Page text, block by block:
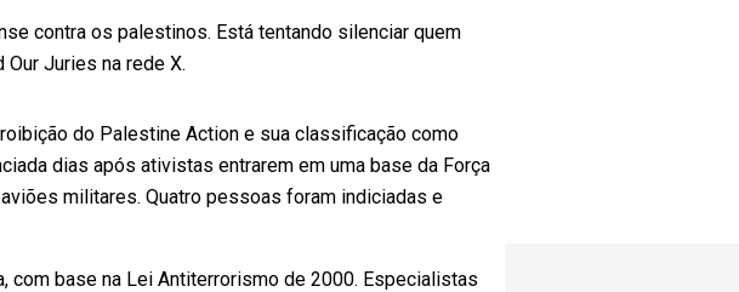
contra os palestinos. Está tentando silenciar quem
Juries na rede X.
do Palestine Action e sua classificação como
dias após ativistas entrarem em uma base da Força
militares. Quatro pessoas foram indiciadas e
com base na Lei Antiterrorismo de 2000. Especialistas